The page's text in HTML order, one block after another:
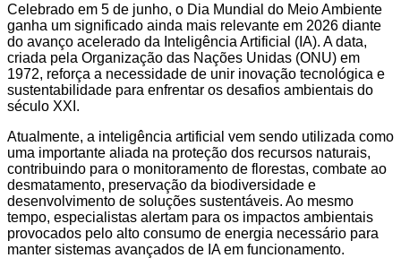
Celebrado em 5 de junho, o Dia Mundial do Meio Ambiente
ganha um significado ainda mais relevante em 2026 diante
do avanço acelerado da Inteligência Artificial (IA). A data,
criada pela Organização das Nações Unidas (ONU) em
1972, reforça a necessidade de unir inovação tecnológica e
sustentabilidade para enfrentar os desafios ambientais do
século XXI.
Atualmente, a inteligência artificial vem sendo utilizada como
uma importante aliada na proteção dos recursos naturais,
contribuindo para o monitoramento de florestas, combate ao
desmatamento, preservação da biodiversidade e
desenvolvimento de soluções sustentáveis. Ao mesmo
tempo, especialistas alertam para os impactos ambientais
provocados pelo alto consumo de energia necessário para
manter sistemas avançados de IA em funcionamento.